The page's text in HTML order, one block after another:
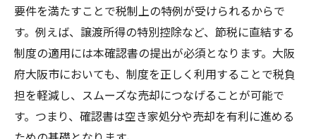
要件を満たすことで税制上の特例が受けられるからで
す。例えば、譲渡所得の特別控除など、節税に直結する
制度の適用には本確認書の提出が必須となります。大阪
府大阪市においても、制度を正しく利用することで税負
担を軽減し、スムーズな売却につなげることが可能で
す。つまり、確認書は空き家処分や売却を有利に進める